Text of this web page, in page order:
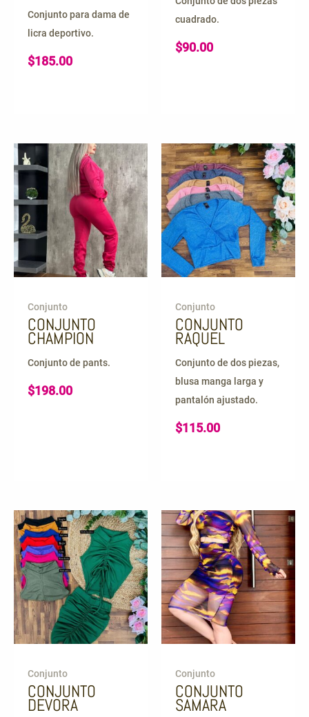
Conjunto para dama de
licra deportivo.
$185.00
cuadrado.
$90.00
Conjunto
CONJUNTO
CHAMPION
Conjunto de pants.
$198.00
Conjunto
CONJUNTO
RAQUEL
Conjunto de dos piezas,
blusa manga larga y
pantalón ajustado.
$115.00
Conjunto
CONJUNTO
DEVORA
Conjunto
CONJUNTO
SAMARA